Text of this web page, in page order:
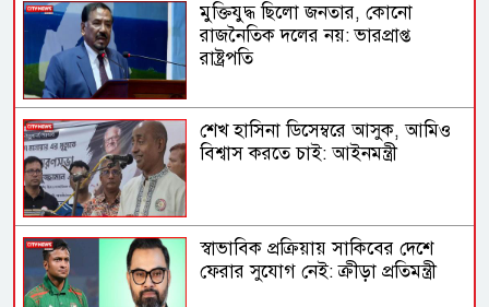
মুক্তিযুদ্ধ ছিলো জনতার, কোনো
রাজনৈতিক দলের নয়: ভারপ্রাপ্ত
রাষ্ট্রপতি
শেখ হাসিনা ডিসেম্বরে আসুক, আমিও
বিশ্বাস করতে চাই: আইনমন্ত্রী
স্বাভাবিক প্রক্রিয়ায় সাকিবের দেশে
ফেরার সুযোগ নেই: ক্রীড়া প্রতিমন্ত্রী